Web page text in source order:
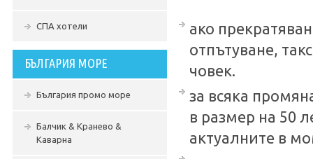
СПА хотели
БЪЛГАРИЯ МОРЕ
България промо море
Балчик & Кранево &
Каварна
ако
отпътуване,
човек.
за всяка
в размер на 50
актуалните в